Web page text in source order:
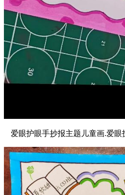
爱眼护眼手抄报主题儿童画.爱